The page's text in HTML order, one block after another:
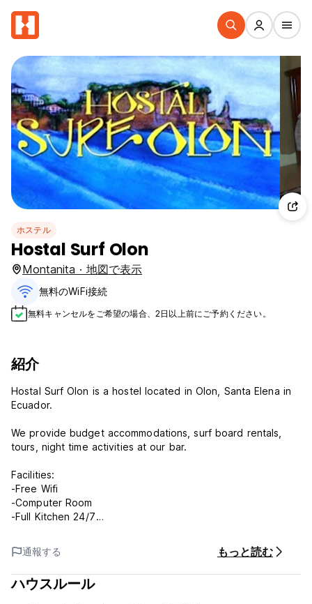
ホステル
Hostal Surf Olon
Montanita · 地図で表示
無料のWiFi接続
無料キャンセルをご希望の場合、2日以上前にご予約ください。
紹介
Hostal Surf Olon is a hostel located in Olon, Santa Elena in
Ecuador.
We provide budget accommodations, surf board rentals,
tours, night time activities at our bar.
Facilities:
-Free Wifi
-Computer Room
-Full Kitchen 24/7
-Fire Pit Area
-Full Bar with Billiards, Foosball, TV
-Roof deck with comfortable hammocks
-Surfboard Rental
通報する もっと読む
ハウスルール